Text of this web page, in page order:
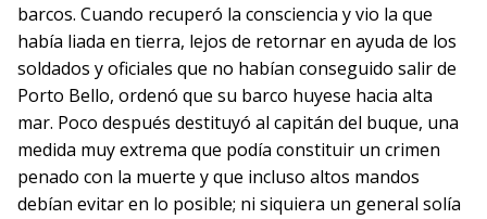
barcos. Cuando recuperó la consciencia y vio la que
había liada en tierra, lejos de retornar en ayuda de los
soldados y oficiales que no habían conseguido salir de
Porto Bello, ordenó que su barco huyese hacia alta
mar. Poco después destituyó al capitán del buque, una
medida muy extrema que podía constituir un crimen
penado con la muerte y que incluso altos mandos
debían evitar en lo posible; ni siquiera un general solía